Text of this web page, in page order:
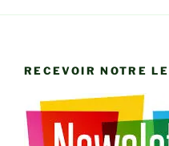
RECEVOIR NOTRE